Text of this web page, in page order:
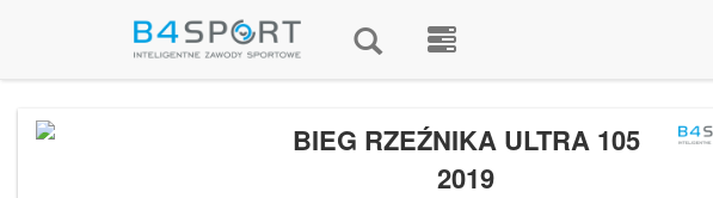
BIEG RZEŹNIKA ULTRA 105
2019